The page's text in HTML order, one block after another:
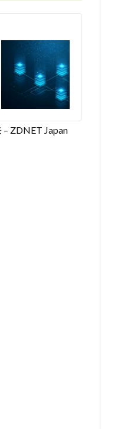
ZDNET Japan